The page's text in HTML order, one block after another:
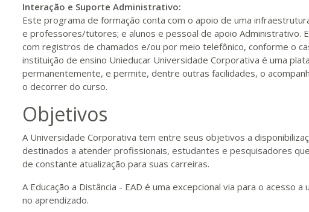
420 H 53dias 150dias
440 H 55dias 150 dias Visualizar
Interação e Suporte Administrativo:
Este programa de formação conta com o apoio de uma
e professores/tutores; e alunos e pessoal de apoio Administrativo.
com registros de chamados e/ou por meio telefônico, conforme o
instituição de ensino Unieducar Universidade Corporativa é uma
permanentemente, e permite, dentre outras facilidades, o
o decorrer do curso.
Objetivos
A Universidade Corporativa tem entre seus objetivos a
destinados a atender profissionais, estudantes e pesquisadores
de constante atualização para suas carreiras.
A Educação a Distância - EAD é uma excepcional via para o acesso
no aprendizado.